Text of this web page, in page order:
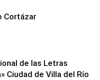
Cortázar
de las Letras
Ciudad de Villa del Río